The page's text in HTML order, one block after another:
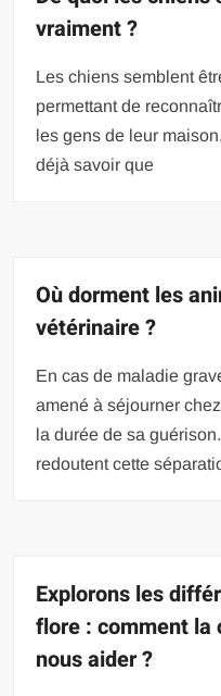
vraiment ?
Les chiens semblent
permettant de
les gens de leur
déjà savoir que
Où dorment les
vétérinaire ?
En cas de maladie
amené à séjourner
la durée de sa
redoutent cette
Explorons les
flore : comment la
nous aider ?